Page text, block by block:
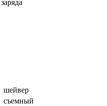
шейвер
съемный